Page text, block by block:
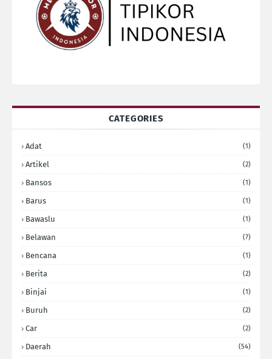
CATEGORIES
Adat (1)
Artikel (2)
Bansos (1)
Barus (1)
Bawaslu (1)
Belawan (7)
Bencana (1)
Berita (2)
Binjai (1)
Buruh (2)
Car (2)
Daerah (54)